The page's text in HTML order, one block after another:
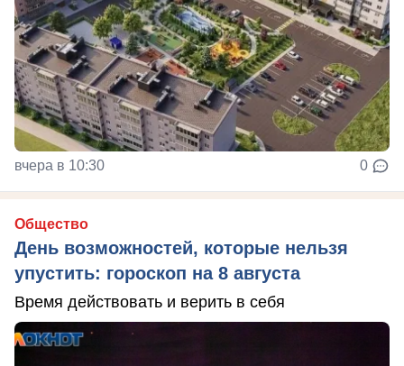
вчера в 10:30 0
Общество
День возможностей, которые нельзя
упустить: гороскоп на 8 августа
Время действовать и верить в себя